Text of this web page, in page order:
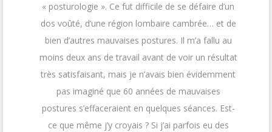
« posturologie ». Ce fut difficile de se défaire d’un
dos voûté, d’une région lombaire cambrée… et de
bien d’autres mauvaises postures. Il m’a fallu au
moins deux ans de travail avant de voir un résultat
très satisfaisant, mais je n’avais bien évidemment
pas imaginé que 60 années de mauvaises
postures s’effaceraient en quelques séances. Est-
ce que même j’y croyais ? Si j’ai parfois eu des